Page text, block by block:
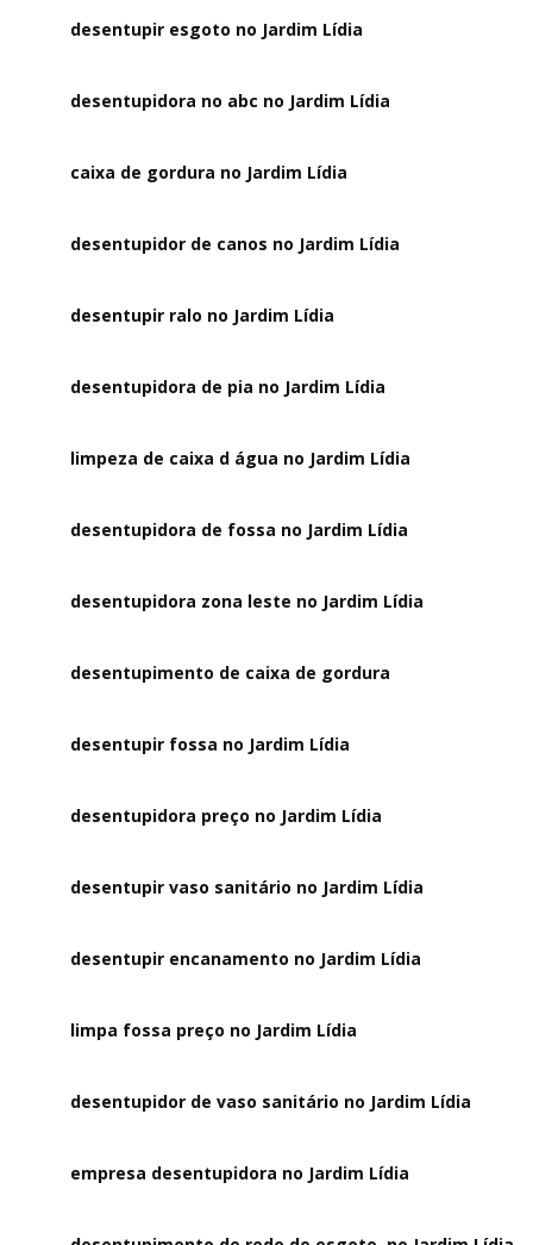
desentupir esgoto no Jardim Lídia
desentupidora no abc no Jardim Lídia
caixa de gordura no Jardim Lídia
desentupidor de canos no Jardim Lídia
desentupir ralo no Jardim Lídia
desentupidora de pia no Jardim Lídia
limpeza de caixa d água no Jardim Lídia
desentupidora de fossa no Jardim Lídia
desentupidora zona leste no Jardim Lídia
desentupimento de caixa de gordura
desentupir fossa no Jardim Lídia
desentupidora preço no Jardim Lídia
desentupir vaso sanitário no Jardim Lídia
desentupir encanamento no Jardim Lídia
limpa fossa preço no Jardim Lídia
desentupidor de vaso sanitário no Jardim Lídia
empresa desentupidora no Jardim Lídia